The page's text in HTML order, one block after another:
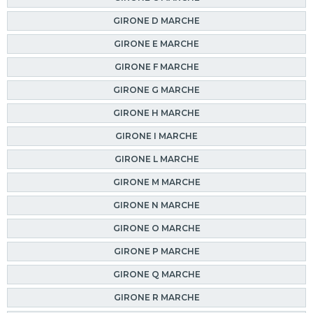
GIRONE D MARCHE
GIRONE E MARCHE
GIRONE F MARCHE
GIRONE G MARCHE
GIRONE H MARCHE
GIRONE I MARCHE
GIRONE L MARCHE
GIRONE M MARCHE
GIRONE N MARCHE
GIRONE O MARCHE
GIRONE P MARCHE
GIRONE Q MARCHE
GIRONE R MARCHE